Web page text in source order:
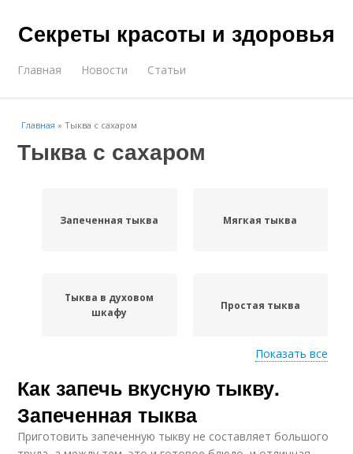
Секреты красоты и здоровья
Главная Новости Статьи
Главная »Тыква с сахаром
Тыква с сахаром
Запеченная тыква Мягкая тыква
Тыква в духовом
шкафу
Простая тыква
Тыквы с корицей Ванильная тыква
Показать все
Как запечь вкусную тыкву.
Запеченная тыква
Приготовить запеченную тыкву не составляет большого